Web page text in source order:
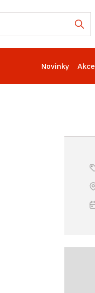
Novinky Akce